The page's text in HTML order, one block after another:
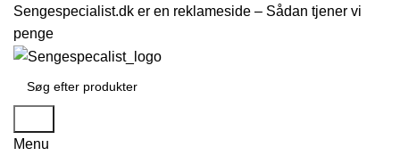
Sengespecialist.dk er en reklameside – Sådan tjener vi
penge
Menu